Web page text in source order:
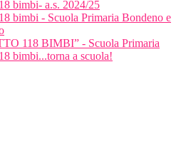
bimbi- a.s. 2024/25
bimbi - Scuola Primaria Bondeno e
118 BIMBI” - Scuola Primaria
bimbi...torna a scuola!